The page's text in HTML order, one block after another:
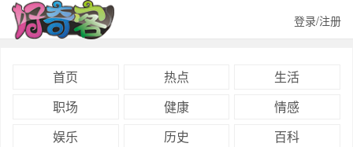
登录/注册
首页 热点
生活
职场
健康
情感
娱乐
历史
百科